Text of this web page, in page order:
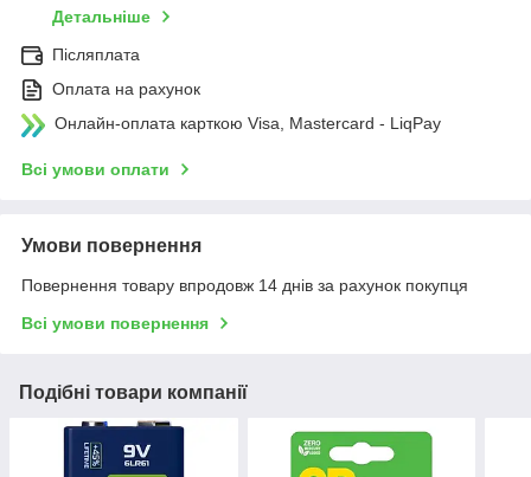
Детальніше
Післяплата
Оплата на рахунок
Онлайн-оплата карткою Visa, Mastercard - LiqPay
Всі умови оплати
Умови повернення
Повернення товару впродовж 14 днів за рахунок покупця
Всі умови повернення
Подібні товари компанії